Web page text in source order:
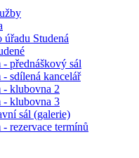
Studená
přednáškový sál
sdílená kancelář
klubovna 2
- klubovna 3
sál (galerie)
rezervace termínů